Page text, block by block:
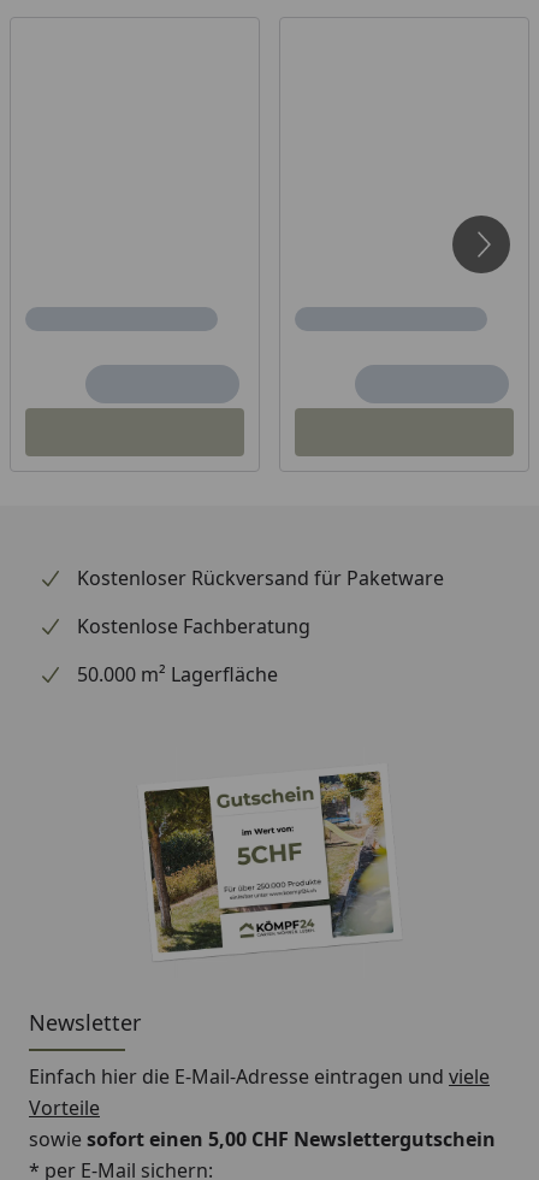
Kostenloser Rückversand für Paketware
Kostenlose Fachberatung
50.000 m² Lagerfläche
Newsletter
Einfach hier die E-Mail-Adresse eintragen und viele
Vorteile
sowiesofort einen 5,00 CHF Newslettergutschein
* per E-Mail sichern: